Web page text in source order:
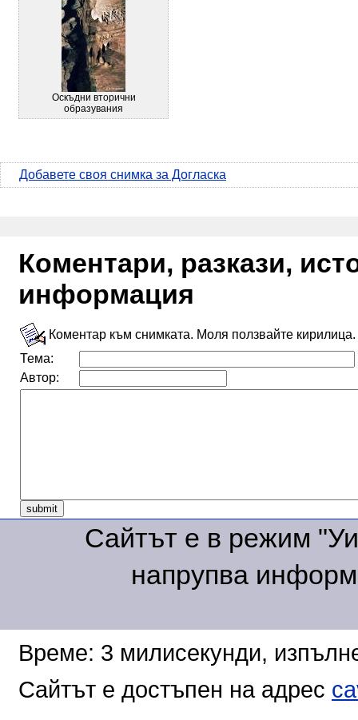
Оскъдни вторични
образувания
Добавете своя снимка за Догласка
Коментари, разкази,
информация
Коментар към снимката. Моля ползвайте кирилица.
Тема:
Автор:
Сайтът е в режим
напрупва
Време: 3 милисекунди,
Сайтът е достъпен на адрес